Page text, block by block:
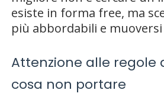
esiste in forma free, ma
più abbordabili e
Attenzione alle regole
cosa non portare